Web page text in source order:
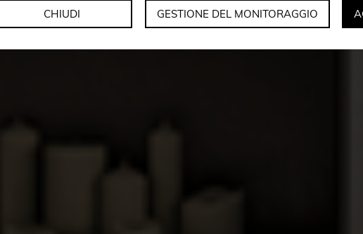
CHIUDI GESTIONE DEL MONITORAGGIO